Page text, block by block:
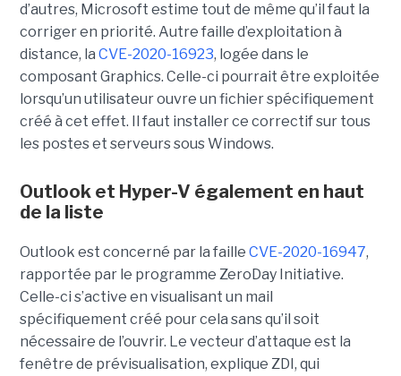
d’autres, Microsoft estime tout de même qu’il faut la
corriger en priorité. Autre faille d’exploitation à
distance, la CVE-2020-16923, logée dans le
composant Graphics. Celle-ci pourrait être exploitée
lorsqu’un utilisateur ouvre un fichier spécifiquement
créé à cet effet. Il faut installer ce correctif sur tous
les postes et serveurs sous Windows.
Outlook et Hyper-V également en haut
de la liste
Outlook est concerné par la faille CVE-2020-16947,
rapportée par le programme ZeroDay Initiative.
Celle-ci s’active en visualisant un mail
spécifiquement créé pour cela sans qu’il soit
nécessaire de l’ouvrir. Le vecteur d’attaque est la
fenêtre de prévisualisation, explique ZDI, qui